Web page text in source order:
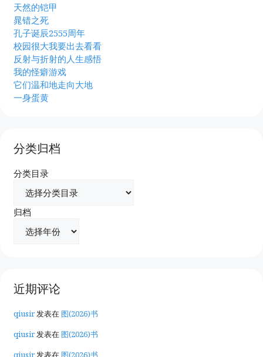
天然的铠甲
晁错之死
孔子诞辰2555周年
校园很大我要出去看看
反射与折射的人生感悟
我的怪癖游戏
它们温和地走向大地
一身蛋黄
分类归档
分类目录
归档
近期评论
qiusir发表在 图(2026)书
qiusir发表在 图(2026)书
qiusir发表在 图(2026)书